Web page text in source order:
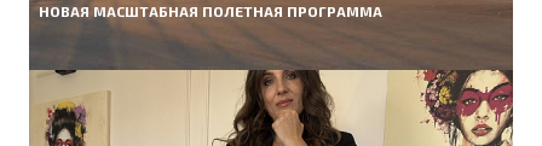
НОВАЯ МАСШТАБНАЯ ПОЛЕТНАЯ ПРОГРАММА